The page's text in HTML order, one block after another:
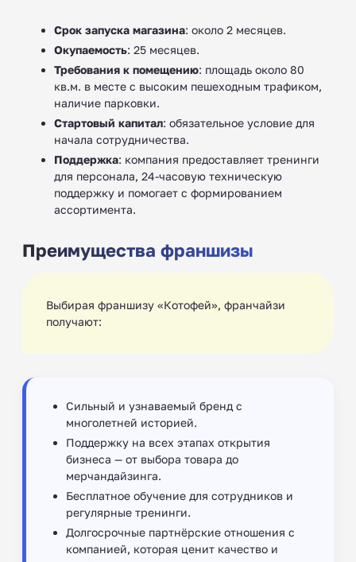
Срок запуска магазина: около 2 месяцев.
Окупаемость: 25 месяцев.
Требования к помещению: площадь около 80
кв.м. в месте с высоким пешеходным трафиком,
наличие парковки.
Стартовый капитал: обязательное условие для
начала сотрудничества.
Поддержка: компания предоставляет тренинги
для персонала, 24-часовую техническую
поддержку и помогает с формированием
ассортимента.
Преимущества франшизы
Выбирая франшизу «Котофей», франчайзи
получают:
Сильный и узнаваемый бренд с
многолетней историей.
Поддержку на всех этапах открытия
бизнеса — от выбора товара до
мерчандайзинга.
Бесплатное обучение для сотрудников и
регулярные тренинги.
Долгосрочные партнёрские отношения с
компанией, которая ценит качество и